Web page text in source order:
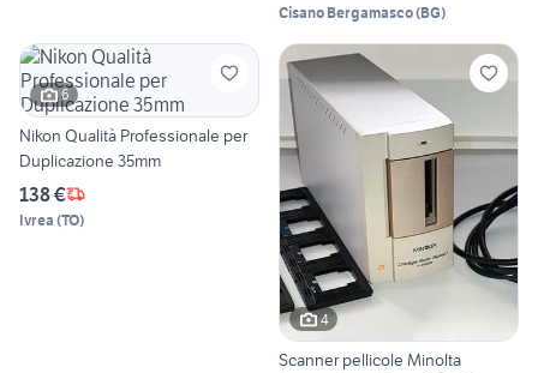
Cisano Bergamasco(BG)
6
Nikon Qualità Professionale per
Duplicazione 35mm
138 €
Ivrea (TO)
4
Scanner pellicole Minolta